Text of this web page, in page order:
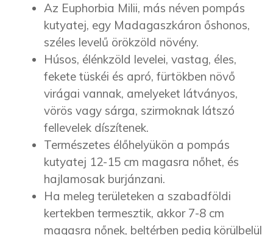
Az Euphorbia Milii, más néven pompás
kutyatej, egy Madagaszkáron őshonos,
széles levelű örökzöld növény.
Húsos, élénkzöld levelei, vastag, éles,
fekete tüskéi és apró, fürtökben növő
virágai vannak, amelyeket látványos,
vörös vagy sárga, szirmoknak látszó
fellevelek díszítenek.
Természetes élőhelyükön a pompás
kutyatej 12-15 cm magasra nőhet, és
hajlamosak burjánzani.
Ha meleg területeken a szabadföldi
kertekben termesztik, akkor 7-8 cm
magasra nőnek, beltérben pedig körülbelül